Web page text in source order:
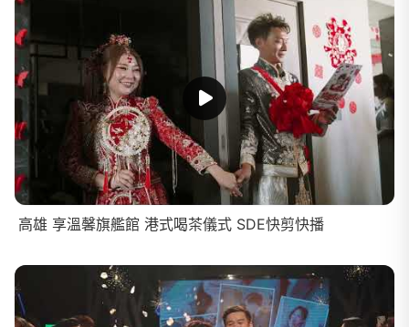
高雄 享溫馨旗艦館 港式喝茶儀式 SDE快剪快播